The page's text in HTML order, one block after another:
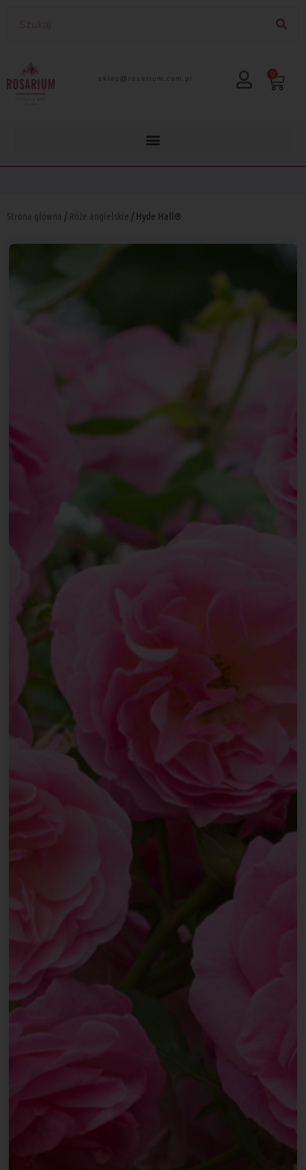
lp.moc.muirasor@pelks 0
Strona główna / Róże angielskie / Hyde Hall®